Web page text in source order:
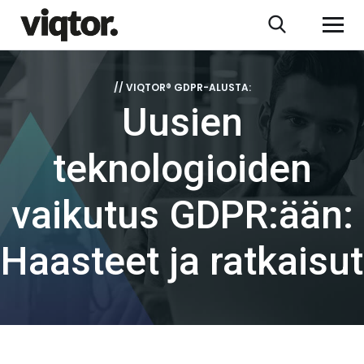
// VIQTOR® GDPR-ALUSTA:
Uusien
teknologioiden
vaikutus GDPR:ään:
Haasteet ja ratkaisut